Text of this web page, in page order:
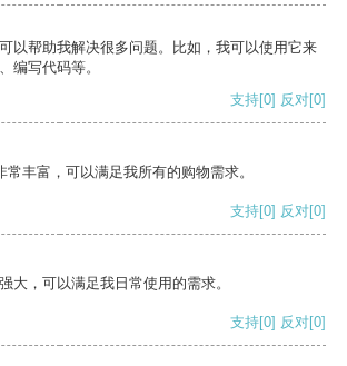
以帮助我解决很多问题。比如，我可以使用它来
编写代码等。
支持[0] 反对[0]
丰富，可以满足我所有的购物需求。
支持[0] 反对[0]
大，可以满足我日常使用的需求。
支持[0] 反对[0]